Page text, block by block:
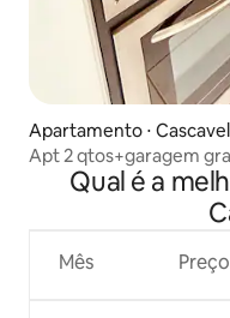
Apartamento ⋅ Cascavel
Apt 2 qtos+garagem
Qual é a
Mês